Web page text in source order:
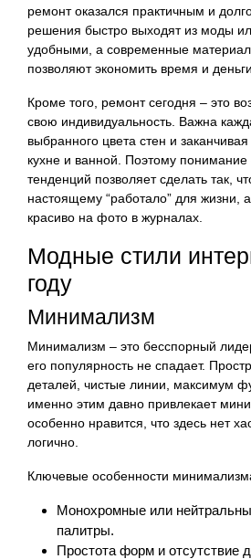
ремонт оказался практичным и
решения быстро выходят из моды
удобными, а современные
позволяют экономить время и деньги.
Кроме того, ремонт сегодня – это
свою индивидуальность. Важна
выбранного цвета стен и
кухне и ванной. Поэтому
тенденций позволяет сделать так,
настоящему “работало” для жизни,
красиво на фото в журналах.
Модные стили
году
Минимализм
Минимализм – это бесспорный
его популярность не спадает.
деталей, чистые линии, максимум
именно этим давно привлекает
особенно нравится, что здесь нет
логично.
Ключевые особенности
Монохромные или
палитры.
Простота форм и отсутствие